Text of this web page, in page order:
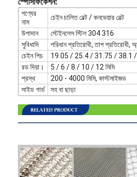
পণ্যের
নাম
চেইন চালিত বেল্ট / কনভেয়ার বেল্ট
উপাদান
স্টেইনলেস স্টিল 304 316
সুবিধাদি
পরিধান প্রতিরোধী, তাপ প্রতিরোধী,
চেইন পিচ
19.05 / 25.4 / 31.75 / 38.1 /
রড দিয়া।
5 / 6 / 8 / 10 / 12 মিমি
প্রস্থ
200 - 4000 মিমি, কাস্টমাইজড
সাইড গার্ড
সহ বা ছাড়া